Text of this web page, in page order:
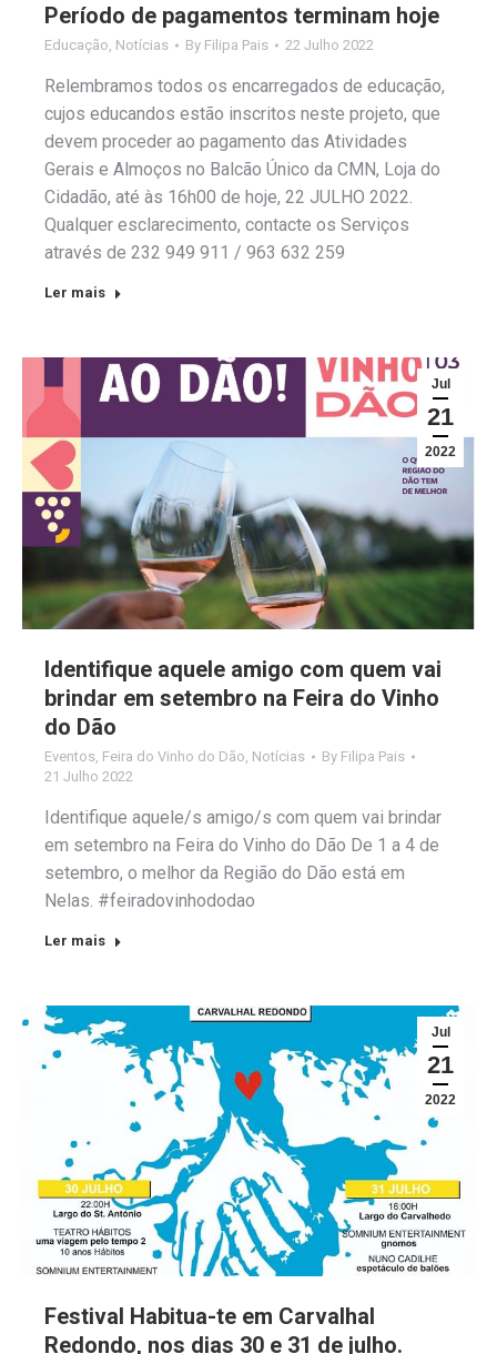
Período de pagamentos terminam hoje
Educação, Notícias By Filipa Pais 22 Julho 2022
Relembramos todos os encarregados de educação,
cujos educandos estão inscritos neste projeto, que
devem proceder ao pagamento das Atividades
Gerais e Almoços no Balcão Único da CMN, Loja do
Cidadão, até às 16h00 de hoje, 22 JULHO 2022.
Qualquer esclarecimento, contacte os Serviços
através de 232 949 911 / 963 632 259
Ler mais
Jul
21
2022
Identifique aquele amigo com quem vai
brindar em setembro na Feira do Vinho
do Dão
Eventos Feira do Vinho do Dão Notícias By Filipa Pais
21 Julho 2022
Identifique aquele/s amigo/s com quem vai brindar
em setembro na Feira do Vinho do Dão De 1 a 4 de
setembro, o melhor da Região do Dão está em
Nelas. #feiradovinhododao
Ler mais
Jul
21
2022
Festival Habitua-te em Carvalhal
Redondo, nos dias 30 e 31 de julho.